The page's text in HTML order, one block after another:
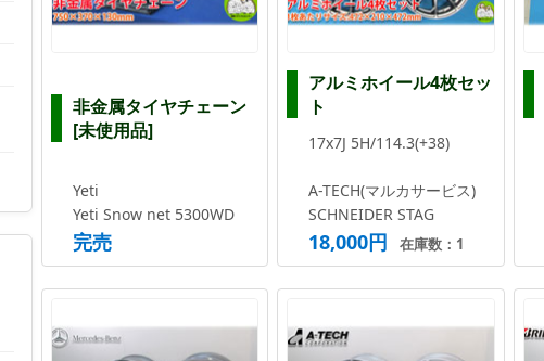
非金属タイヤチェーン
[未使用品]
Yeti
Yeti Snow net 5300WD
完売
アルミホイール4枚セッ
ト
17x7J 5H/114.3(+38)
A-TECH(マルカサービス)
SCHNEIDER STAG
18,000円 在庫数：1